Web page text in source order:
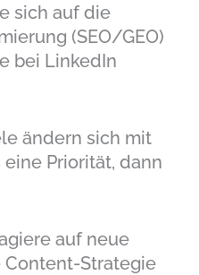
sich auf die
(SEO/GEO)
bei LinkedIn
ändern sich mit
Priorität, dann
auf neue
Content-Strategie